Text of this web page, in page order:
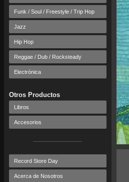
Funk / Soul / Freestyle / Trip Hop
Jazz
Hip Hop
Reggae / Dub / Rocksteady
Electrónica
Otros Productos
Libros
Accesorios
Record Store Day
Acerca de Nosotros